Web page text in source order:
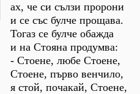
ах, че си сълзи пророни
и се със булче прощава.
Тогаз се булче обажда
и на Стояна продумва:
- Стоене, любе Стоене,
Стоене, първо венчило,
я стой, почакай, Стоене,